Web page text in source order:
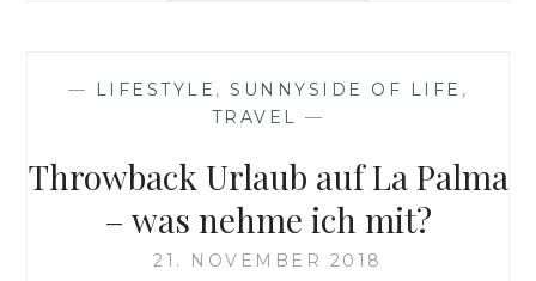
— LIFESTYLE ,SUNNYSIDE OF LIFE ,
TRAVEL
—
Throwback Urlaub auf La Palma
– was nehme ich mit?
21. NOVEMBER 2018